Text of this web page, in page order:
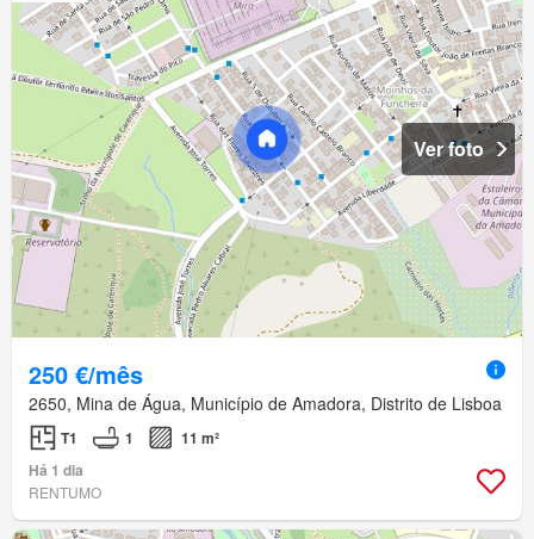
Ver foto
250 €/mês
2650, Mina de Água, Município de Amadora, Distrito de Lisboa
T1 1
11 m²
Há 1 dia
RENTUMO